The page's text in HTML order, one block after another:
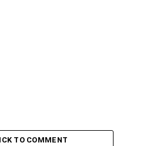
TO COMMENT